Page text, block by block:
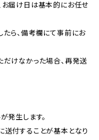
お届け日は基本的にお任せ
ら、備考欄にて事前にお
だけなかった場合、再発送
発生します。
送付することが基本となり